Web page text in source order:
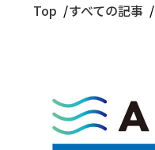
Top すべての記事